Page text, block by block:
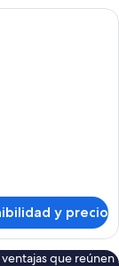
de hotel moderna
y precio
ventajas que reúnen